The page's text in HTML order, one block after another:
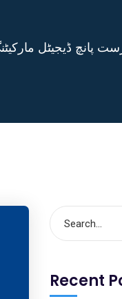
پانچ ڈیجیٹل
Recent